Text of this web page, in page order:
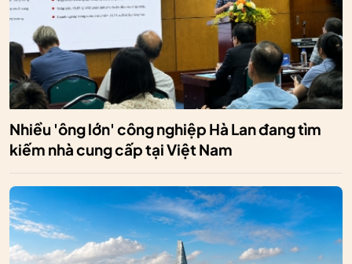
Nhiều 'ông lớn' công nghiệp Hà Lan đang tìm
kiếm nhà cung cấp tại Việt Nam